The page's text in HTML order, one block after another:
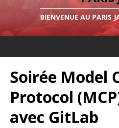
BIENVENUE AU PARIS
Soirée Model
Protocol
avec GitLab